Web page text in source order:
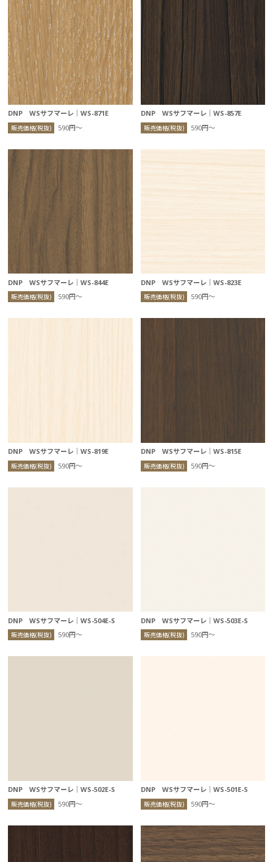
DNP WSサフマーレ｜WS-871E
販売価格(税抜) 590円〜
DNP WSサフマーレ｜WS-857E
販売価格(税抜) 590円〜
DNP WSサフマーレ｜WS-844E
販売価格(税抜) 590円〜
DNP WSサフマーレ｜WS-823E
販売価格(税抜) 590円〜
DNP WSサフマーレ｜WS-819E
販売価格(税抜) 590円〜
DNP WSサフマーレ｜WS-815E
販売価格(税抜) 590円〜
DNP WSサフマーレ｜WS-504E-S
販売価格(税抜) 590円〜
DNP WSサフマーレ｜WS-503E-S
販売価格(税抜) 590円〜
DNP WSサフマーレ｜WS-502E-S
販売価格(税抜) 590円〜
DNP WSサフマーレ｜WS-501E-S
販売価格(税抜) 590円〜